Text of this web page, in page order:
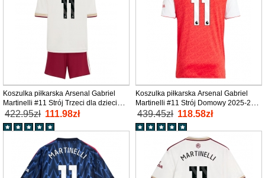
Koszulka piłkarska Arsenal Gabriel
Martinelli #11 Strój Trzeci dla dzieci
2025-26 tanio Krótki Rękaw (+ Krótkie
spodenki)
422.95zł 111.98zł
Koszulka piłkarska Arsenal Gabriel
Martinelli #11 Strój Domowy 2025-26
tanio Krótki Rękaw
439.45zł 118.58zł